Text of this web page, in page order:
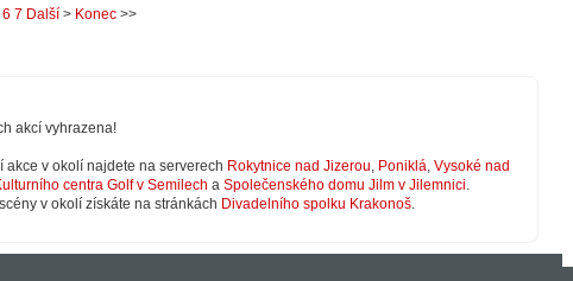
6 7 Další > Konec >>
akcí vyhrazena!
akce v okolí najdete na serverech Rokytnice nad Jizerou, Poniklá, Vysoké nad
centra Golf v Semilech a Společenského domu Jilm v Jilemnici.
v okolí získáte na stránkách Divadelního spolku Krakonoš.